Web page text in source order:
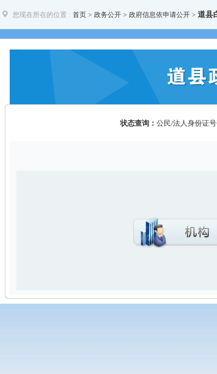
您现在所在的位置 : 首页 > 政务公开 > 政府信息依申请公开 > 道县
状态查询： 公民/法人身份证